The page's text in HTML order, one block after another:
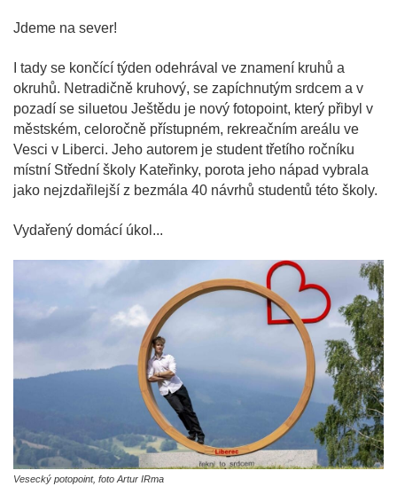
Jdeme na sever!
I tady se končící týden odehrával ve znamení kruhů a
okruhů. Netradičně kruhový, se zapíchnutým srdcem a v
pozadí se siluetou Ještědu je nový fotopoint, který přibyl v
městském, celoročně přístupném, rekreačním areálu ve
Vesci v Liberci. Jeho autorem je student třetího ročníku
místní Střední školy Kateřinky, porota jeho nápad vybrala
jako nejzdařilejší z bezmála 40 návrhů studentů této školy.
Vydařený domácí úkol...
Vesecký potopoint, foto Artur IRma